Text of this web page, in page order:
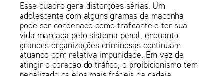
Esse quadro gera distorções sérias. Um
adolescente com alguns gramas de maconha
pode ser condenado como traficante e ter sua
vida marcada pelo sistema penal, enquanto
grandes organizações criminosas continuam
atuando com relativa impunidade. Em vez de
atingir o coração do tráfico, o proibicionismo tem